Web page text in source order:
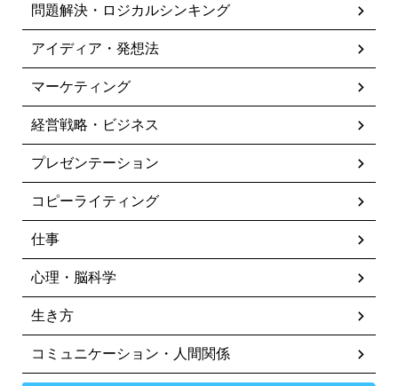
問題解決・ロジカルシンキング
アイディア・発想法
マーケティング
経営戦略・ビジネス
プレゼンテーション
コピーライティング
仕事
心理・脳科学
生き方
コミュニケーション・人間関係